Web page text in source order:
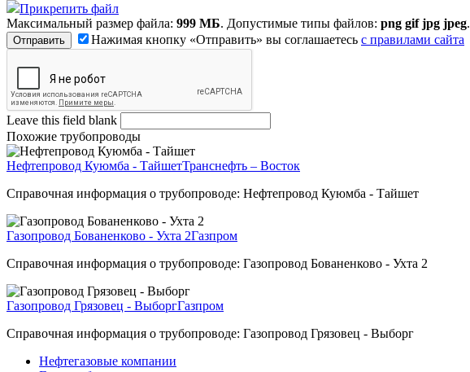
Прикрепить файл
Максимальный размер файла: 999 МБ. Допустимые типы файлов: png gif jpg jpeg.
Нажимая кнопку «Отправить» вы соглашаетесь с правилами сайта
Leave this field blank
Похожие трубопроводы
Нефтепровод Куюмба - ТайшетТранснефть – Восток
Справочная информация о трубопроводе: Нефтепровод Куюмба - Тайшет
Газопровод Бованенково - Ухта 2Газпром
Справочная информация о трубопроводе: Газопровод Бованенково - Ухта 2
Газопровод Грязовец - ВыборгГазпром
Справочная информация о трубопроводе: Газопровод Грязовец - Выборг
Нефтегазовые компании